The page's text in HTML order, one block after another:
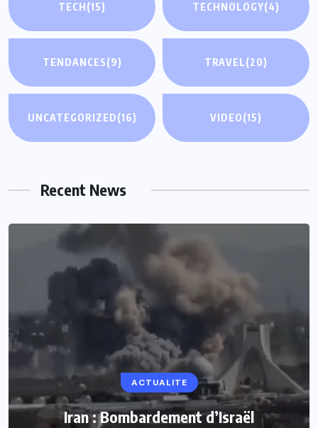
TECH (15) TECHNOLOGY(4)
TENDANCES(9) TRAVEL(20)
UNCATEGORIZED(16) VIDEO(15)
Recent News
ACTUALITE
Iran : Bombardement d’Israël